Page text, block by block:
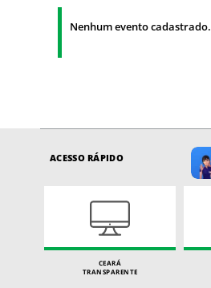
Nenhum evento cadastrado.
ACESSO RÁPIDO
CEARÁ
TRANSPARENTE